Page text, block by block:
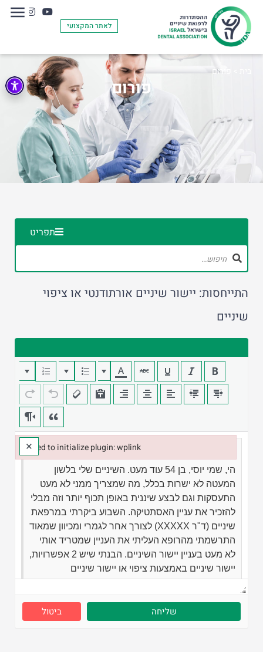
לאתר המקצועי
פורום
פורום
תפריט
התייחסות: יישור שיניים אורתודנטי או ציפוי
שיניים
ביטול
Failed to initialize plugin: wplink
×
Failed to initialize plugin: wplink